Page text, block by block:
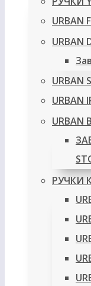
URBAN
URBAN
URBAN
URBAN
URBAN
РУЧКИ